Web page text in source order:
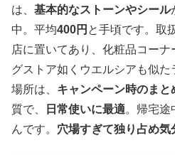
は、 基本的なストーンやシール
中。平均400円 と手頃です。取
店に置いてあり、化粧品コー
グストア如くウエルシアも似
場所は、 キャンペーン時のまと
質で、
日常使いに最適。帰宅途
んです。 穴場すぎて独り占め気